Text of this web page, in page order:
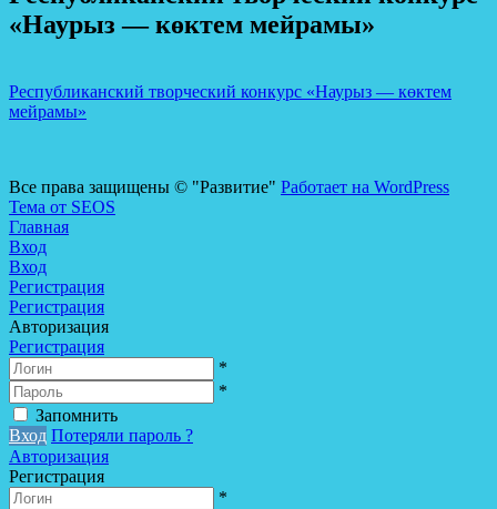
«Наурыз — көктем мейрамы»
Республиканский творческий конкурс «Наурыз — көктем
мейрамы»
Все права защищены © "Развитие" Работает на WordPress
Тема от SEOS
Главная
Вход
Вход
Регистрация
Регистрация
Авторизация
Регистрация
*
*
Запомнить
Вход Потеряли пароль ?
Авторизация
Регистрация
*